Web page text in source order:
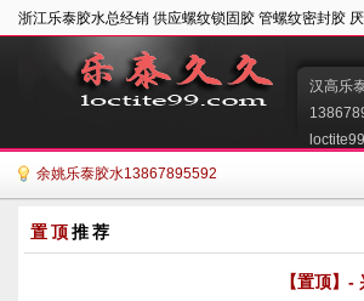
浙江乐泰胶水总经销 供应螺纹锁固胶 管螺纹密封胶
汉高乐
余姚乐泰胶水13867895592
置顶推荐
【置顶】